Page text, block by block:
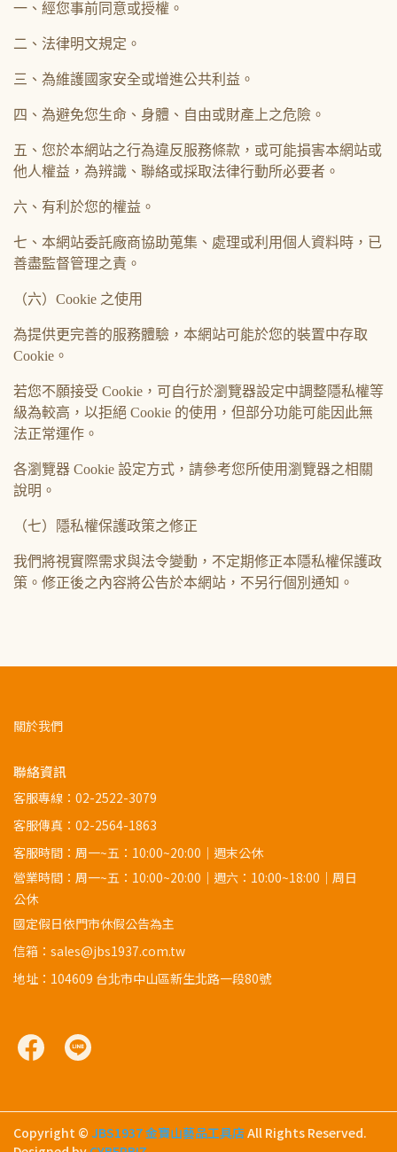
一、經您事前同意或授權。
二、法律明文規定。
三、為維護國家安全或增進公共利益。
四、為避免您生命、身體、自由或財產上之危險。
五、您於本網站之行為違反服務條款，或可能損害本網站或
他人權益，為辨識、聯絡或採取法律行動所必要者。
六、有利於您的權益。
七、本網站委託廠商協助蒐集、處理或利用個人資料時，已
善盡監督管理之責。
（六）Cookie 之使用
為提供更完善的服務體驗，本網站可能於您的裝置中存取
Cookie。
若您不願接受 Cookie，可自行於瀏覽器設定中調整隱私權等
級為較高，以拒絕 Cookie 的使用，但部分功能可能因此無
法正常運作。
各瀏覽器 Cookie 設定方式，請參考您所使用瀏覽器之相關
說明。
（七）隱私權保護政策之修正
我們將視實際需求與法令變動，不定期修正本隱私權保護政
策。修正後之內容將公告於本網站，不另行個別通知。
關於我們
聯絡資訊
客服專線： 02-2522-3079
客服傳真：02-2564-1863
客服時間：周一~五：10:00~20:00｜週末公休
營業時間：周一~五：10:00~20:00｜週六：10:00~18:00｜周日
公休
國定假日依門市休假公告為主
信箱：sales@jbs1937.com.tw
地址： 104609 台北市中山區新生北路一段80號
Copyright © JBS1937 金寶山藝品工具店All Rights Reserved.